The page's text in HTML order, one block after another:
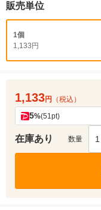
販売単位
1個
1,133円
1,133円 （税込）
5%(51pt)
在庫あり 数量 1